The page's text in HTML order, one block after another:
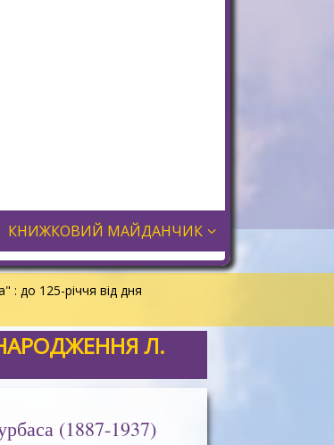
КНИЖКОВИЙ МАЙДАНЧИК
: до 125-річчя від дня
Л.
(1887-1937)